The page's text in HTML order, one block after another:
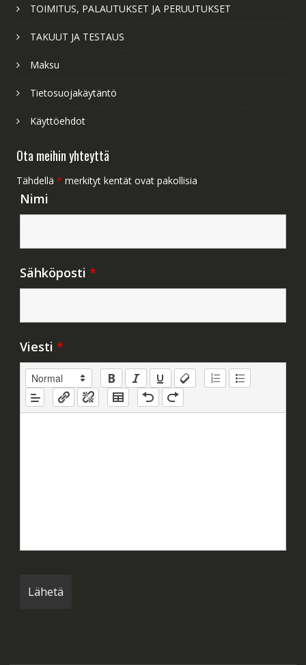
TOIMITUS, PALAUTUKSET JA PERUUTUKSET
TAKUUT JA TESTAUS
Maksu
Tietosuojakäytäntö
Käyttöehdot
Ota meihin yhteyttä
Tähdellä * merkityt kentät ovat pakollisia
Nimi
Sähköposti *
Viesti *